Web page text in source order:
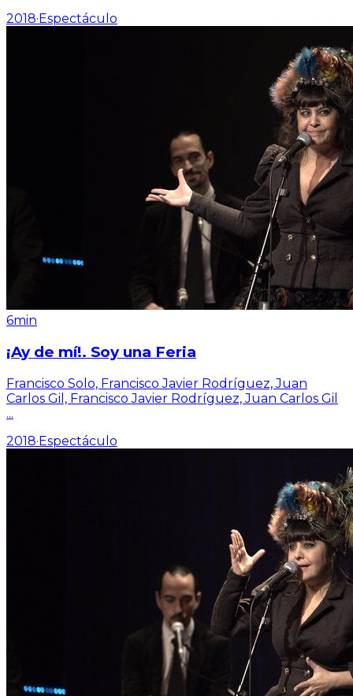
2018· Espectáculo
6min
¡Ay de mí!. Soy una Feria
Francisco Solo, Francisco Javier Rodríguez, Juan
Carlos Gil, Francisco Javier Rodríguez, Juan Carlos Gil
...
2018·Espectáculo